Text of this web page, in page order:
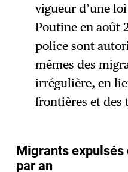
vigueur d’une
Poutine en août
police sont
mêmes des
irrégulière, en
frontières et des